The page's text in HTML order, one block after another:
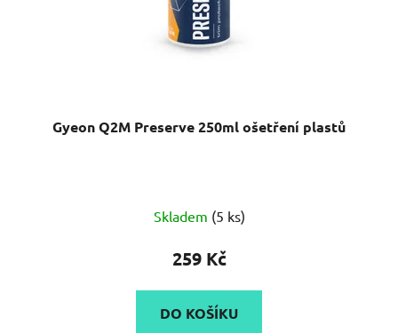
Gyeon Q2M Preserve 250ml ošetření plastů
hodnocení
produktu
4,2
z
Skladem (5 ks)
259 Kč
DO KOŠÍKU